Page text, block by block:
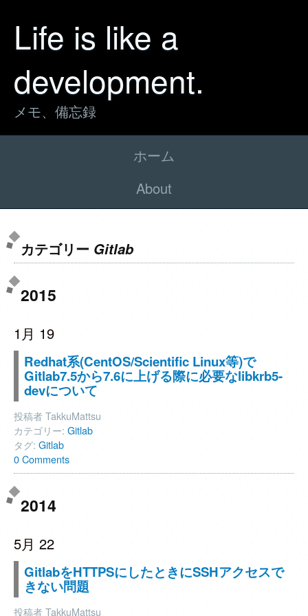
Life is like a
development.
メモ、備忘録
ホーム
About
カテゴリー Gitlab
2015
1月 19
Redhat系(CentOS/Scientific Linux等)で
Gitlab7.5から7.6に上げる際に必要なlibkrb5-
devについて
投稿者 TakkuMattsu
カテゴリー: Gitlab
タグ: Gitlab
0 Comments
2014
5月 22
GitlabをHTTPSにしたときにSSHアクセスで
きない問題
投稿者 TakkuMattsu